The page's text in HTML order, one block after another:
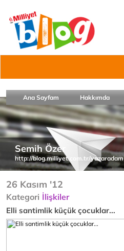
Ana Sayfam Hakkımda
Semih Özer
http://blog.milliyet.com.tr/yazaradam
26 Kasım '12
Kategori İlişkiler
Elli santimlik küçük çocuklar...